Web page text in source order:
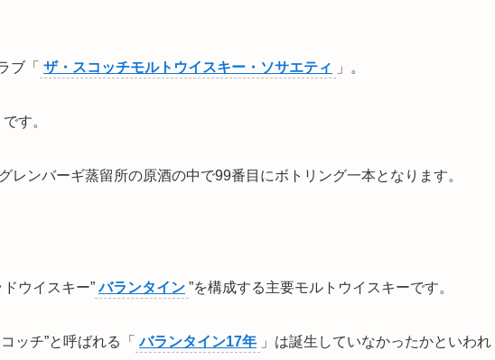
ブ「 ザ・スコッチモルトウイスキー・ソサエティ 」。
す。
レンバーギ蒸留所の原酒の中で99番目にボトリング一本となります。
ウイスキー” バランタイン ”を構成する主要モルトウイスキーです。
ッチ”と呼ばれる「 バランタイン17年 」は誕生していなかったかといわれ